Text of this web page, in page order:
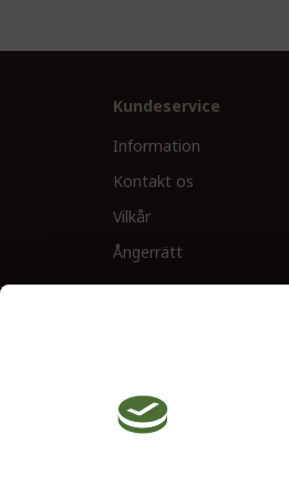
Kundeservice
Information
Kontakt os
Vilkår
Ångerrätt